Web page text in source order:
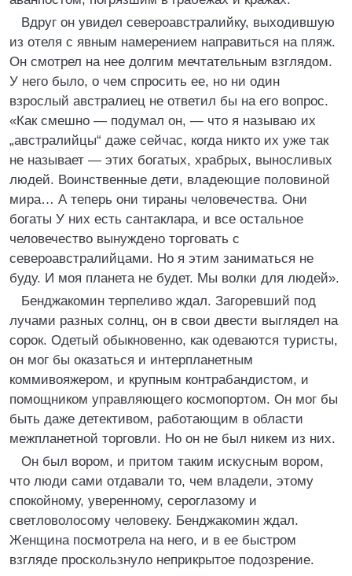
Вдруг он увидел североавстралийку, выходившую
из отеля с явным намерением направиться на пляж.
Он смотрел на нее долгим мечтательным взглядом.
У него было, о чем спросить ее, но ни один
взрослый австралиец не ответил бы на его вопрос.
«Как смешно — подумал он, — что я называю их
„австралийцы“ даже сейчас, когда никто их уже так
не называет — этих богатых, храбрых, выносливых
людей. Воинственные дети, владеющие половиной
мира… А теперь они тираны человечества. Они
богаты У них есть сантаклара, и все остальное
человечество вынуждено торговать с
североавстралийцами. Но я этим заниматься не
буду. И моя планета не будет. Мы волки для людей».
Бенджакомин терпеливо ждал. Загоревший под
лучами разных солнц, он в свои двести выглядел на
сорок. Одетый обыкновенно, как одеваются туристы,
он мог бы оказаться и интерпланетным
коммивояжером, и крупным контрабандистом, и
помощником управляющего космопортом. Он мог бы
быть даже детективом, работающим в области
межпланетной торговли. Но он не был никем из них.
Он был вором, и притом таким искусным вором,
что люди сами отдавали то, чем владели, этому
спокойному, уверенному, сероглазому и
светловолосому человеку. Бенджакомин ждал.
Женщина посмотрела на него, и в ее быстром
взгляде проскользнуло неприкрытое подозрение.